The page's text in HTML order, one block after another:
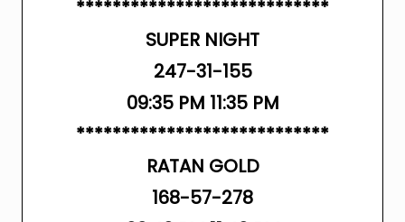
****************************
SUPER NIGHT
247-31-155
09:35 PM 11:35 PM
****************************
RATAN GOLD
168-57-278